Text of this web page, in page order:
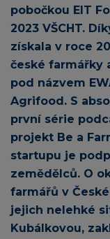
pobočkou EIT
2023 VŠCHT.
získala v roce
české farmářky
pod názvem
Agrifood. S
první série
projekt Be a
startupu je
zemědělců. O
farmářů v
jejich nelehké
Kubálkovou,